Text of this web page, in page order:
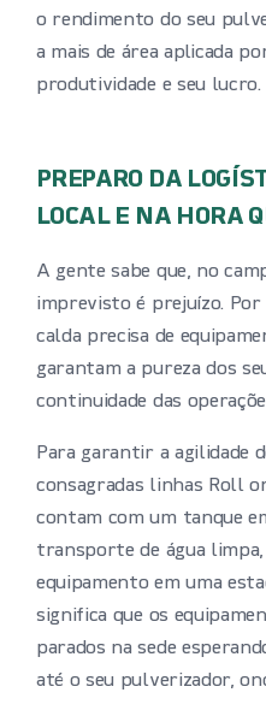
o rendimento do seu
a mais de área aplicada
produtividade e seu lucro.
PREPARO DA
LOCAL E NA HORA
A gente sabe que, no
imprevisto é prejuízo. Por
calda precisa de
garantam a pureza dos
continuidade das
Para garantir a agilidade
consagradas linhas Roll
contam com um tanque
transporte de água
equipamento em uma
significa que os
parados na sede
até o seu pulverizador,